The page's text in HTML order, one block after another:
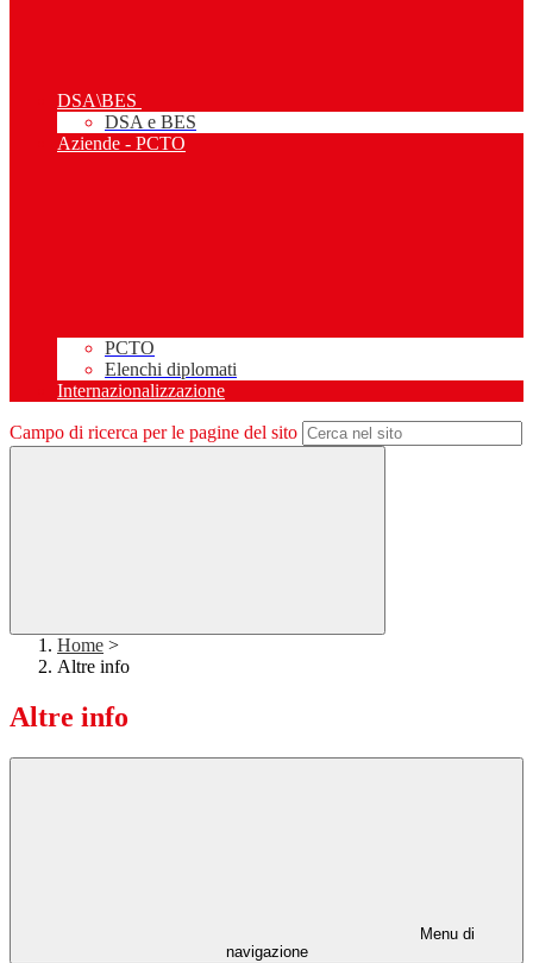
DSA\BES
DSA e BES
Aziende - PCTO
PCTO
Elenchi diplomati
Internazionalizzazione
Campo di ricerca per le pagine del sito
Home >
Altre info
Altre info
Menu di
navigazione